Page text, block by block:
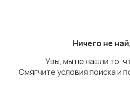
Ничего не
Увы, мы не нашли то,
Смягчите условия поиска и